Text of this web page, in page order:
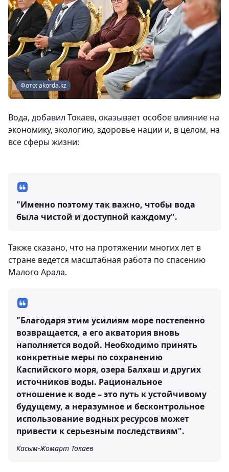
Фото: akorda.kz
Вода, добавил Токаев, оказывает особое влияние на
экономику, экологию, здоровье нации и, в целом, на
все сферы жизни:
"Именно поэтому так важно, чтобы вода
была чистой и доступной каждому".
Также сказано, что на протяжении многих лет в
стране ведется масштабная работа по спасению
Малого Арала.
"Благодаря этим усилиям море постепенно
возвращается, а его акватория вновь
наполняется водой. Необходимо принять
конкретные меры по сохранению
Каспийского моря, озера Балхаш и других
источников воды. Рациональное
отношение к воде – это путь к устойчивому
будущему, а неразумное и бесконтрольное
использование водных ресурсов может
привести к серьезным последствиям".
Касым-Жомарт Токаев